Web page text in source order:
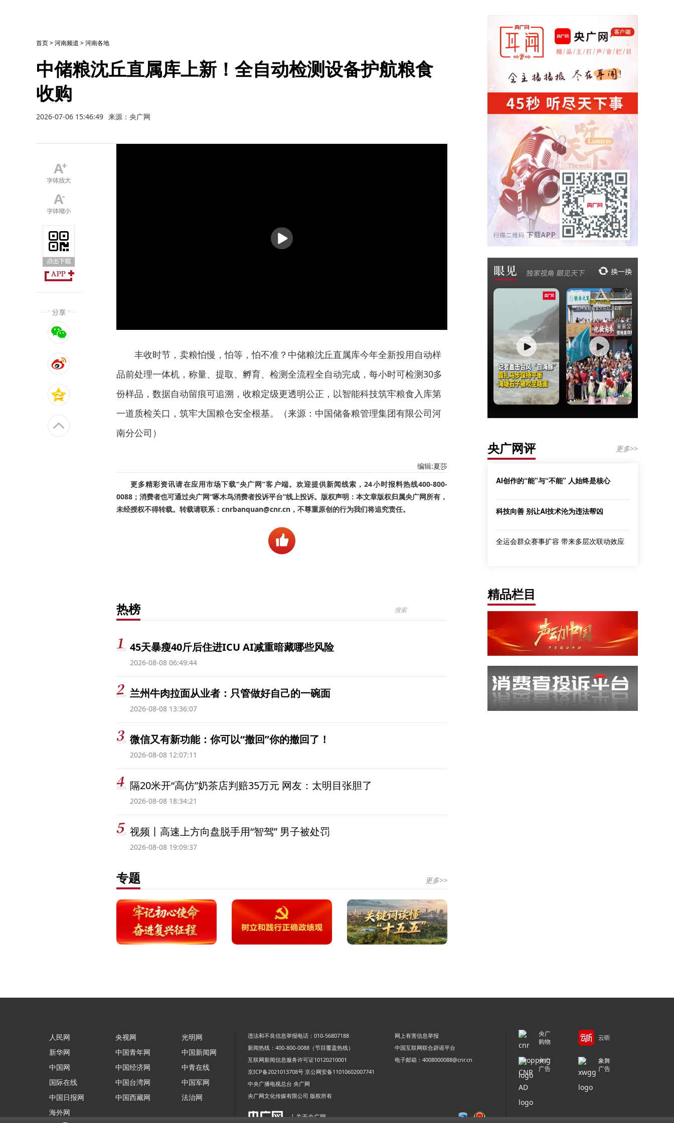
首页>河南频道 >河南各地
中储粮沈丘直属库上新！全自动检测设备护航粮食
收购
2026-07-06 15:46:49 来源：央广网
播
放
丰收时节，卖粮怕慢，怕等，怕不准？中储粮沈丘直属库今年全新投用自动样
品前处理一体机，称量、提取、孵育、检测全流程全自动完成，每小时可检测30多
份样品，数据自动留痕可追溯，收粮定级更透明公正，以智能科技筑牢粮食入库第
一道质检关口，筑牢大国粮仓安全根基。（来源：中国储备粮管理集团有限公司河
南分公司）
编辑:夏莎
更多精彩资讯请在应用市场下载“央广网”客户端。欢迎提供新闻线索，24小时报料热线400-800-
0088；消费者也可通过央广网“啄木鸟消费者投诉平台”线上投诉。版权声明：本文章版权归属央广网所有，
未经授权不得转载。转载请联系：cnrbanquan@cnr.cn，不尊重原创的行为我们将追究责任。
热榜
45天暴瘦40斤后住进ICU AI减重暗藏哪些风险
2026-08-08 06:49:44
兰州牛肉拉面从业者：只管做好自己的一碗面
2026-08-08 13:36:07
微信又有新功能：你可以“撤回”你的撤回了！
2026-08-08 12:07:11
隔20米开“高仿”奶茶店判赔35万元 网友：太明目张胆了
2026-08-08 18:34:21
视频丨高速上方向盘脱手用“智驾” 男子被处罚
2026-08-08 19:09:37
专题 更多>>
央广网评 更多>>
AI创作的“能”与“不能” 人始终是核心
科技向善 别让AI技术沦为违法帮凶
全运会群众赛事扩容 带来多层次联动效应
精品栏目
人民网
新华网
中国网
国际在线
中国日报网
海外网
央视网
中国青年网
中国经济网
中国台湾网
中国西藏网
光明网
中国新闻网
中青在线
中国军网
法治网
违法和不良信息举报电话：010-56807188
网上有害信息举报
新闻热线：400-800-0088（节目覆盖热线）
中国互联网联合辟谣平台
互联网新闻信息服务许可证10120210001
电子邮箱：4008000088@cnr.cn
京ICP备2021013708号 京公网安备11010602007741
中央广播电视总台 央广网
央广网文化传媒有限公司 版权所有
| 关于央广网
央广
购物
云听
央广
广告
象舞
广告